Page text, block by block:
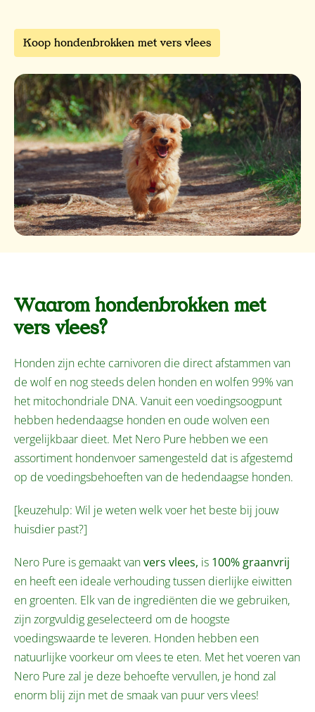
Koop hondenbrokken met vers vlees
Waarom hondenbrokken met
vers vlees?
Honden zijn echte carnivoren die direct afstammen van
de wolf en nog steeds delen honden en wolfen 99% van
het mitochondriale DNA. Vanuit een voedingsoogpunt
hebben hedendaagse honden en oude wolven een
vergelijkbaar dieet. Met Nero Pure hebben we een
assortiment hondenvoer samengesteld dat is afgestemd
op de voedingsbehoeften van de hedendaagse honden.
[keuzehulp: Wil je weten welk voer het beste bij jouw
huisdier past?]
Nero Pure is gemaakt vanvers vlees, is 100% graanvrij
en heeft een ideale verhouding tussen dierlijke eiwitten
en groenten. Elk van de ingrediënten die we gebruiken,
zijn zorgvuldig geselecteerd om de hoogste
voedingswaarde te leveren. Honden hebben een
natuurlijke voorkeur om vlees te eten. Met het voeren van
Nero Pure zal je deze behoefte vervullen, je hond zal
enorm blij zijn met de smaak van puur vers vlees!